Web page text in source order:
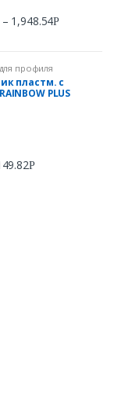
1,948.54Р
профиля
пластм. с
PLUS
Р